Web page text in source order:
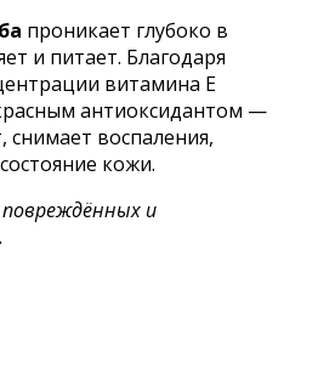
проникает глубоко в
и питает. Благодаря
витамина Е
антиоксидантом —
снимает воспаления,
кожи.
и